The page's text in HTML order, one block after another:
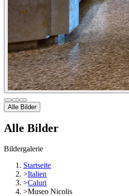
Alle Bilder
Alle Bilder
Bildergalerie
Startseite
>Italien
>Caluri
>Museo Nicolis